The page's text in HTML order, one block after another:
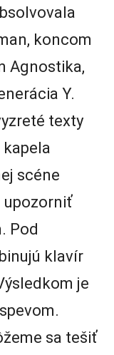
koncom
Agnostika,
Y.
texty
kapela
scéne
upozorniť
Pod
klavír
je
sa tešiť